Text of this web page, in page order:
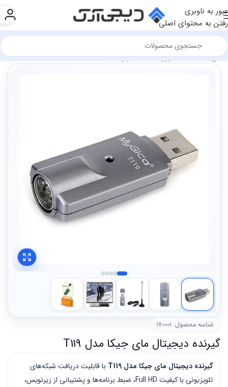
عبور به ناوبری
رفتن به محتوای اصلی
فروشگاه سخت افزار و قطعات تجهیزات شبکه
شناسه محصول: 170001
گیرنده دیجیتال مای جیکا مدل T119
گیرنده دیجیتال مای جیکا مدل T119
با قابلیت دریافت شبکه‌های
تلویزیونی با کیفیت Full HD، ضبط برنامه‌ها و پشتیبانی از زیرنویس،